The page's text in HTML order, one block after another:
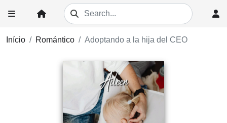
Início Romántico Adoptando a la hija del CEO